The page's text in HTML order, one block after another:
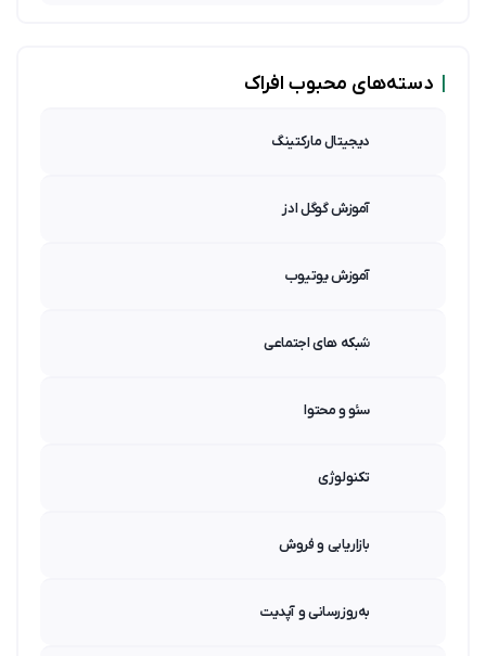
دسته‌های محبوب افراک
دیجیتال مارکتینگ
آموزش گوگل ادز
آموزش یوتیوب
شبکه های اجتماعی
سئو و محتوا
تکنولوژی
بازاریابی و فروش
به‌روزرسانی و آپدیت